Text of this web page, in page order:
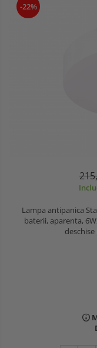
-22%
Lampa antipanica
baterii, aparenta,